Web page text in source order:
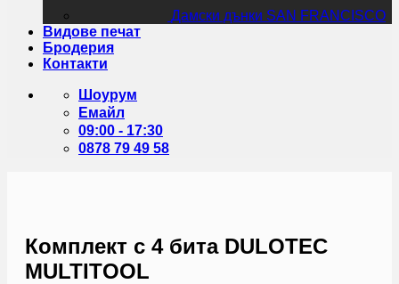
Дамски дънки SAN FRANCISCO
Видове печат
Бродерия
Контакти
Шоурум
Емайл
09:00 - 17:30
0878 79 49 58
Комплект с 4 бита DULOTEC
MULTITOOL